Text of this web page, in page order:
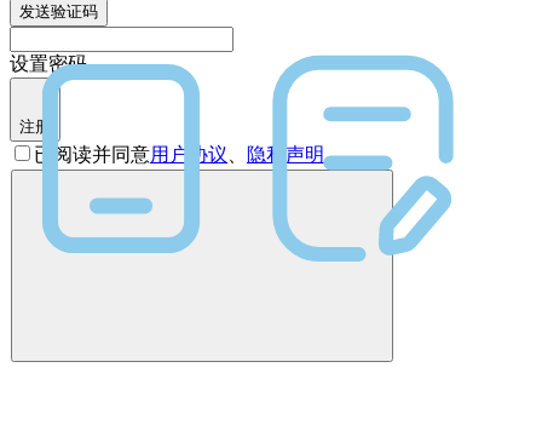
发送验证码
设置密码
注册
已阅读并同意用户协议 隐私声明